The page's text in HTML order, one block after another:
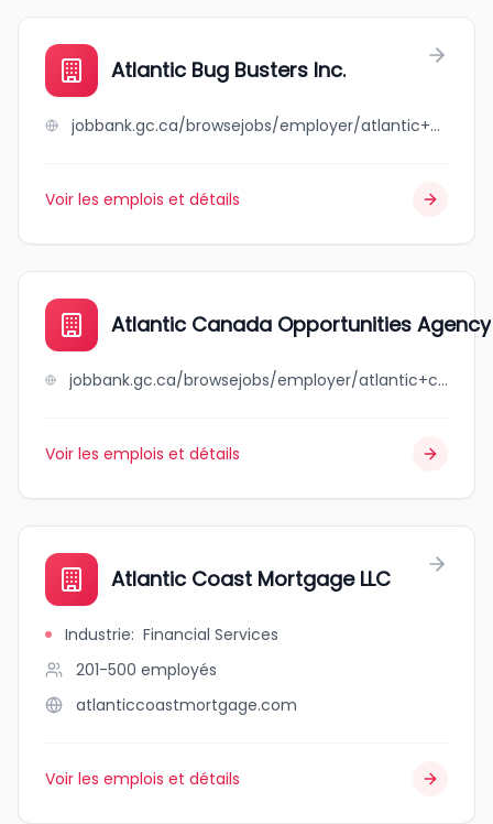
Atlantic Bug Busters Inc.
jobbank.gc.ca/browsejobs/employer/atlantic+bug+busters+inc./ca
Voir les emplois et détails
Atlantic Canada Opportunities Agency
jobbank.gc.ca/browsejobs/employer/atlantic+canada+opportunities+agency/ca
Voir les emplois et détails
Atlantic Coast Mortgage LLC
Industrie: Financial Services
201-500 employés
atlanticcoastmortgage.com
Voir les emplois et détails